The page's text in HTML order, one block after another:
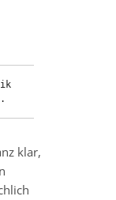
klar,